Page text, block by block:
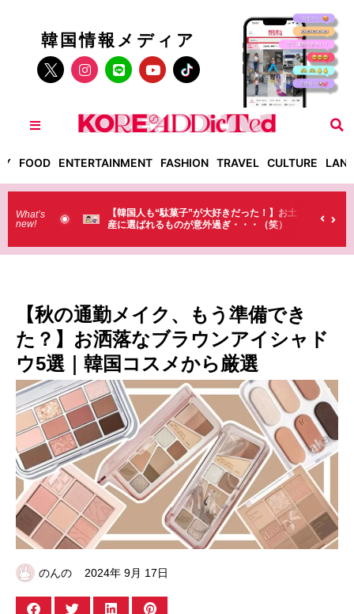
韓国情報メディア
FOOD ENTERTAINMENT FASHION TRAVEL CULTURE
What’s
new!
った！】お土
・・（笑）
【そんなものまで買っていくの？】日本のド
ラストで韓国人が買うものがちょっと…
【秋の通勤メイク、もう準備でき
た？】お洒落なブラウンアイシャド
ウ5選｜韓国コスメから厳選
のんの 2024年 9月 17日